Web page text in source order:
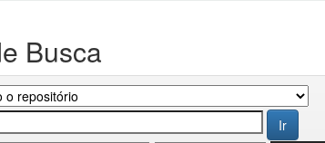
Busca